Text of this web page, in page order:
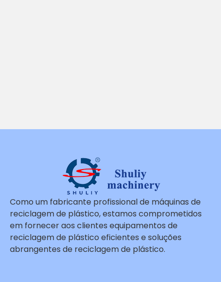
Como um fabricante profissional de máquinas de
reciclagem de plástico, estamos comprometidos
em fornecer aos clientes equipamentos de
reciclagem de plástico eficientes e soluções
abrangentes de reciclagem de plástico.